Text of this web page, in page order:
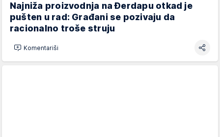
Najniža proizvodnja na Đerdapu otkad je
pušten u rad: Građani se pozivaju da
racionalno troše struju
Komentariši